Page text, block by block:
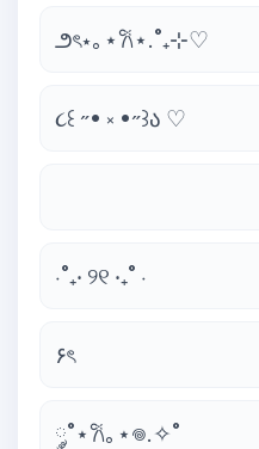
౨ৎ⋆｡⋆𐙚⋆.˚₊⊹♡
૮꒰ ˶• ༝ •˶꒱ა ♡
⋅˚₊‧ ୨୧ ‧₊˚ ⋅
۶ৎ
༘˚⋆𐙚｡⋆𖦹.✧˚